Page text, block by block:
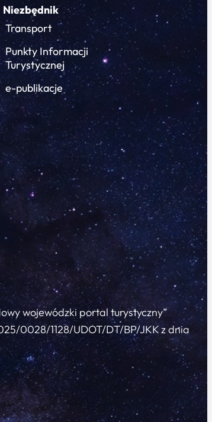
Niezbędnik
Transport
Punkty Informacji
Turystycznej
e-publikacje
wojewódzki portal turystyczny”
0028/1128/UDOT/DT/BP/JKK z dnia